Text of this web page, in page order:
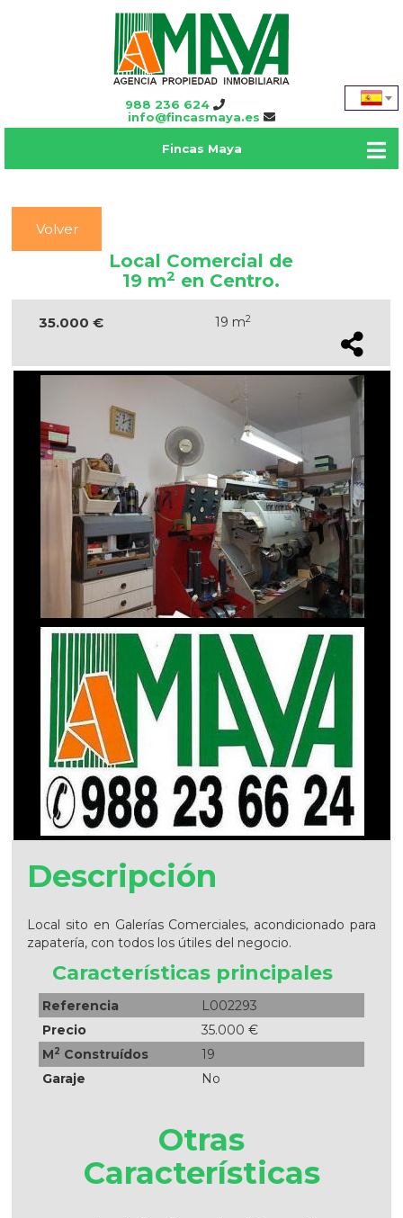
988 236 624
info@fincasmaya.es
Fincas Maya
Volver
Local Comercial de
19 m2 en Centro.
35.000 € 19 m2
Descripción
Local sito en Galerías Comerciales, acondicionado para
zapatería, con todos los útiles del negocio.
Características principales
Referencia
L002293
Precio
35.000 €
M2 Construídos
19
Garaje
No
Otras
Características